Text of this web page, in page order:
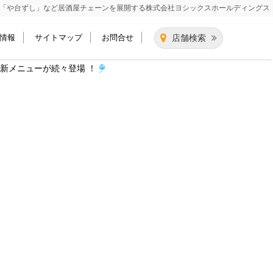
「や台ずし」など居酒屋チェーンを展開する株式会社ヨシックスホールディングス
店舗検索
報 サイトマップ お問合せ
メニューが続々登場 ！🎐